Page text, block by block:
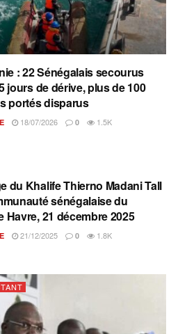
: 22 Sénégalais secourus
jours de dérive, plus de 100
portés disparus
18/07/2026 0 1.5K
du Khalife Thierno Madani Tall
sénégalaise du
Havre, 21 décembre 2025
21/12/2025 0 1.8K